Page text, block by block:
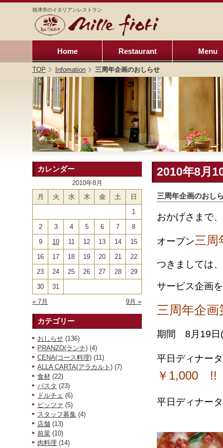
焼津市のイタリアンレストラン
Home Restaurant Menu
TOP Infomation 三周年企画のおしらせ
カレンダー
2010年8月
月
火 水 木 金 土 日
« 7月 9月 »
1
2
3 4 5 6 7
8
9
10 11 12 13 14
15
16
17 18 19 20 21
22
23
24 25 26 27 28
29
30
31
カテゴリー
おしらせ (136)
PRANZO(ランチ) (4)
CENA(コース料理) (11)
ALLA CARTA(アラカルト) (7)
食材 (22)
パスタ (23)
ドルチェ (6)
ピッツァ (5)
スタッフ募集 (4)
店舗 (13)
前菜 (10)
肉料理 (14)
2010年8月
三周年企画のおし
おかげさまで
オープン三周
つきましては
サービス企画
三周年企画
期間 8月19日(
平日ディナー
￥1,000 !!
平日ディナー